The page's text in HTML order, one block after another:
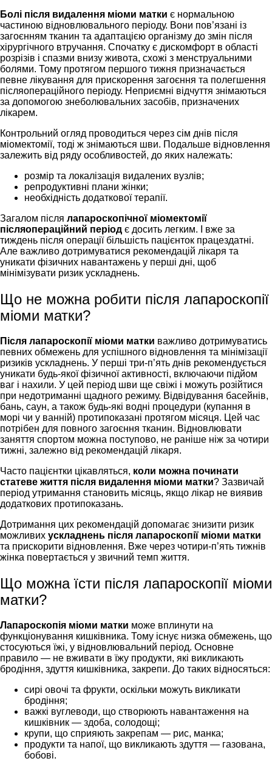
Болі після видалення міоми матки є нормальною
частиною відновлювального періоду. Вони пов’язані із
загоєнням тканин та адаптацією організму до змін після
хірургічного втручання. Спочатку є дискомфорт в області
розрізів і спазми внизу живота, схожі з менструальними
болями. Тому протягом першого тижня призначається
певне лікування для прискорення загоєння та полегшення
післяопераційного періоду. Неприємні відчуття знімаються
за допомогою знеболювальних засобів, призначених
лікарем.
Контрольний огляд проводиться через сім днів після
міомектомії, тоді ж знімаються шви. Подальше відновлення
залежить від ряду особливостей, до яких належать:
розмір та локалізація видалених вузлів;
репродуктивні плани жінки;
необхідність додаткової терапії.
Загалом після лапароскопічної міомектомії
післяопераційний період є досить легким. І вже за
тиждень після операції більшість пацієнток працездатні.
Але важливо дотримуватися рекомендацій лікаря та
уникати фізичних навантажень у перші дні, щоб
мінімізувати ризик ускладнень.
Що не можна робити після лапароскопії
міоми матки?
Після лапароскопії міоми матки важливо дотримуватись
певних обмежень для успішного відновлення та мінімізації
ризиків ускладнень. У перші три-п’ять днів рекомендується
уникати будь-якої фізичної активності, включаючи підйом
ваг і нахили. У цей період шви ще свіжі і можуть розійтися
при недотриманні щадного режиму. Відвідування басейнів,
бань, саун, а також будь-які водні процедури (купання в
морі чи у ванній) протипоказані протягом місяця. Цей час
потрібен для повного загоєння тканин. Відновлювати
заняття спортом можна поступово, не раніше ніж за чотири
тижні, залежно від рекомендацій лікаря.
Часто пацієнтки цікавляться, коли можна починати
статеве життя після видалення міоми матки? Зазвичай
період утримання становить місяць, якщо лікар не виявив
додаткових протипоказань.
Дотримання цих рекомендацій допомагає знизити ризик
можливих ускладнень після лапароскопії міоми матки
та прискорити відновлення. Вже через чотири-п’ять тижнів
жінка повертається у звичний темп життя.
Що можна їсти після лапароскопії міоми
матки?
Лапароскопія міоми матки може вплинути на
функціонування кишківника. Тому існує низка обмежень, що
стосуються їжі, у відновлювальний період. Основне
правило — не вживати в їжу продукти, які викликають
бродіння, здуття кишківника, закрепи. До таких відносяться:
сирі овочі та фрукти, оскільки можуть викликати
бродіння;
важкі вуглеводи, що створюють навантаження на
кишківник — здоба, солодощі;
крупи, що сприяють закрепам — рис, манка;
продукти та напої, що викликають здуття — газована,
бобові.